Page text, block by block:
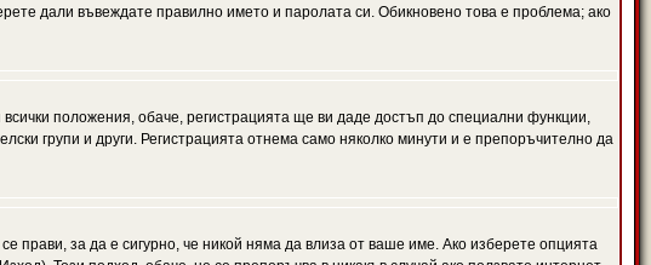
дали въвеждате правилно името и паролата си. Обикновено това е проблема; ако
положения, обаче, регистрацията ще ви даде достъп до специални функции,
групи и други. Регистрацията отнема само няколко минути и е препоръчително да
прави, за да е сигурно, че никой няма да влиза от ваше име. Ако изберете опцията